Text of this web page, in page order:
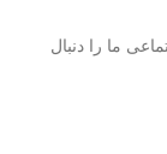
ما را دنبال